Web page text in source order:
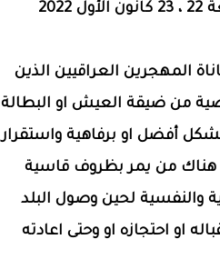
المهجرين العراقيين الذين
من ضيقة العيش او البطالة
أفضل او برفاهية واستقرار
هناك من يمر بظروف قاسية
والنفسية لحين وصول البلد
او احتجازه او وحتى اعادته